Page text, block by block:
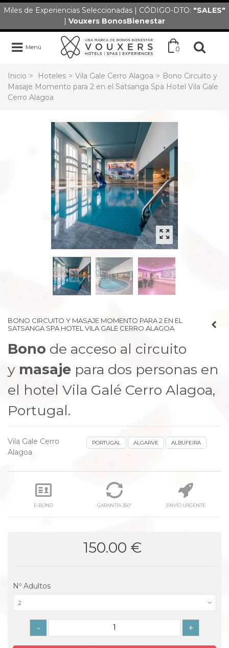
Miles de Experiencias Seleccionadas | CÓDIGO-DTO: "SALES"
| Vouxers BonosBienestar
Menú 0
Inicio > Hoteles > Vila Gale Cerro Alagoa > Bono Circuito y
Masaje Momento para 2 en el Satsanga Spa Hotel Vila Gale
Cerro Alagoa
prev next
BONO CIRCUITO Y MASAJE MOMENTO PARA 2 EN EL
SATSANGA SPA HOTEL VILA GALE CERRO ALAGOA
Bono de acceso al circuito
y masaje para dos personas en
el hotel Vila Galé Cerro Alagoa,
Portugal.
Vila Gale Cerro
Alagoa
PORTUGAL ALGARVE ALBUFEIRA
E-BONO GARANTÍA 360º ENVÍO URGENTE
150.00 €
Nº Adultos
2
- +